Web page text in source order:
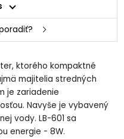
ktorého kompaktné
majitelia stredných
je zariadenie
Navyše je vybavený
vody. LB-601 sa
energie - 8W.